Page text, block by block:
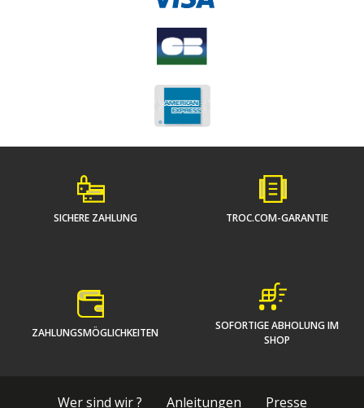
SICHERE ZAHLUNG TROC.COM-GARANTIE
ZAHLUNGSMÖGLICHKEITEN
SOFORTIGE ABHOLUNG IM
SHOP
Wer sind wir ? Anleitungen Presse